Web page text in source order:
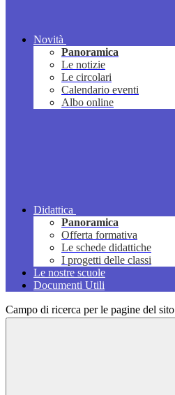
Novità
Panoramica
Le notizie
Le circolari
Calendario eventi
Albo online
Didattica
Panoramica
Offerta formativa
Le schede didattiche
I progetti delle classi
Le nostre scuole
Documenti Utili
Campo di ricerca per le pagine del sito